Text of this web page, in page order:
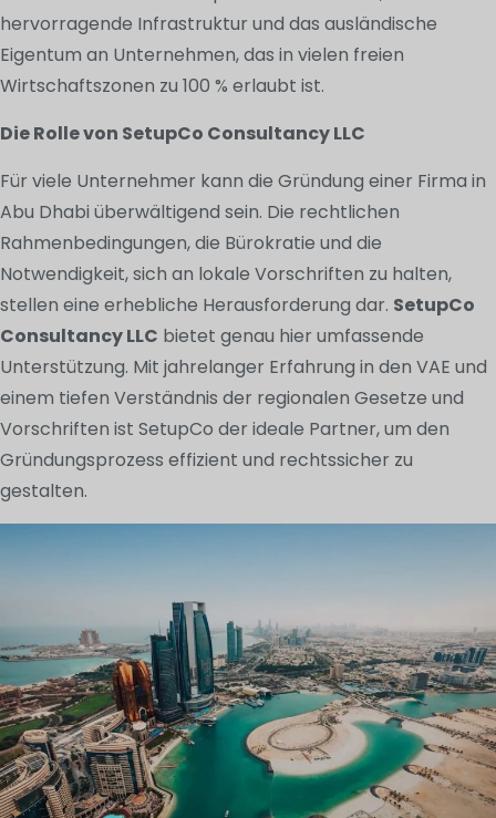
hervorragende Infrastruktur und das ausländische
Eigentum an Unternehmen, das in vielen freien
Wirtschaftszonen zu 100 % erlaubt ist.
Die Rolle von SetupCo Consultancy LLC
Für viele Unternehmer kann die Gründung einer Firma in
Abu Dhabi überwältigend sein. Die rechtlichen
Rahmenbedingungen, die Bürokratie und die
Notwendigkeit, sich an lokale Vorschriften zu halten,
stellen eine erhebliche Herausforderung dar. SetupCo
Consultancy LLC bietet genau hier umfassende
Unterstützung. Mit jahrelanger Erfahrung in den VAE und
einem tiefen Verständnis der regionalen Gesetze und
Vorschriften ist SetupCo der ideale Partner, um den
Gründungsprozess effizient und rechtssicher zu
gestalten.